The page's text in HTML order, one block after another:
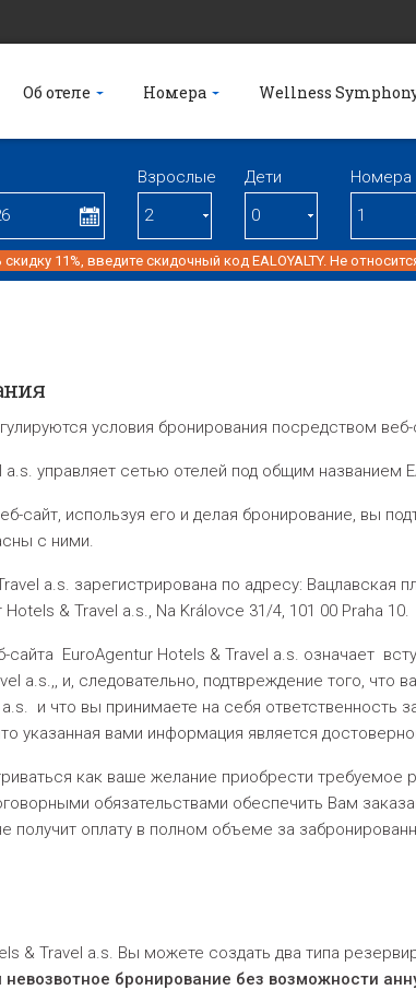
Об отеле Номера Wellness
Взрослые Дети Номерa
11%, введите скидочный код EALOYALTY. Не
условия бронирования посредством веб-
управляет сетью отелей под общим названием
сайт, используя его и делая бронирование, вы
с ними.
a.s. зарегистрирована по адресу: Вацлавская
& Travel a.s., Na Královce 31/4, 101 00 Praha 10.
сайта EuroAgentur Hotels & Travel a.s. означает
a.s.,, и, следовательно, подтвреждение того,
и что вы принимаете на себя
указанная вами информация является
как ваше желание приобрести
обязательствами обеспечить Вам
получит оплату в полном объеме за
& Travel a.s. Вы можете создать два типа
невозвотное бронирование без возможности